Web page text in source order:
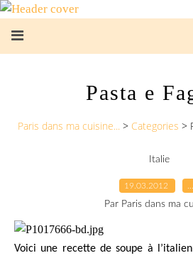
Pasta e
Paris dans ma cuisine... > Categories >
Italie
19.03.2012
Par Paris dans ma
Voici une recette de soupe à